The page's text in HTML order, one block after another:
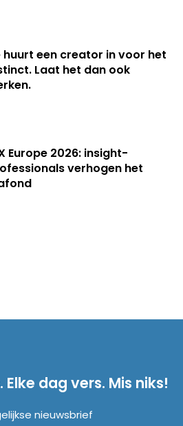
huurt een creator in voor het
Laat het dan ook
Europe 2026: insight-
verhogen het
dag vers. Mis niks!
nieuwsbrief